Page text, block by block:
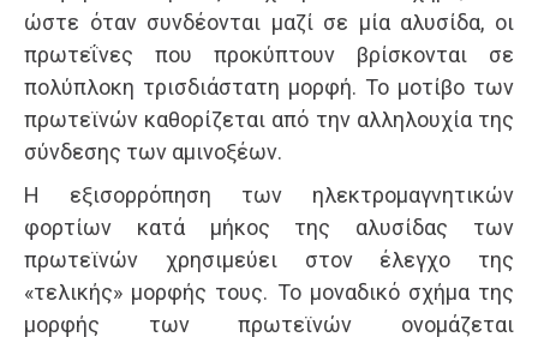
ώστε όταν συνδέονται μαζί σε μία αλυσίδα, οι
πρωτεΐνες που προκύπτουν βρίσκονται σε
πολύπλοκη τρισδιάστατη μορφή. Το μοτίβο των
πρωτεϊνών καθορίζεται από την αλληλουχία της
σύνδεσης των αμινοξέων.
Η εξισορρόπηση των ηλεκτρομαγνητικών
φορτίων κατά μήκος της αλυσίδας των
πρωτεϊνών χρησιμεύει στον έλεγχο της
«τελικής» μορφής τους. Το μοναδικό σχήμα της
μορφής των πρωτεϊνών ονομάζεται